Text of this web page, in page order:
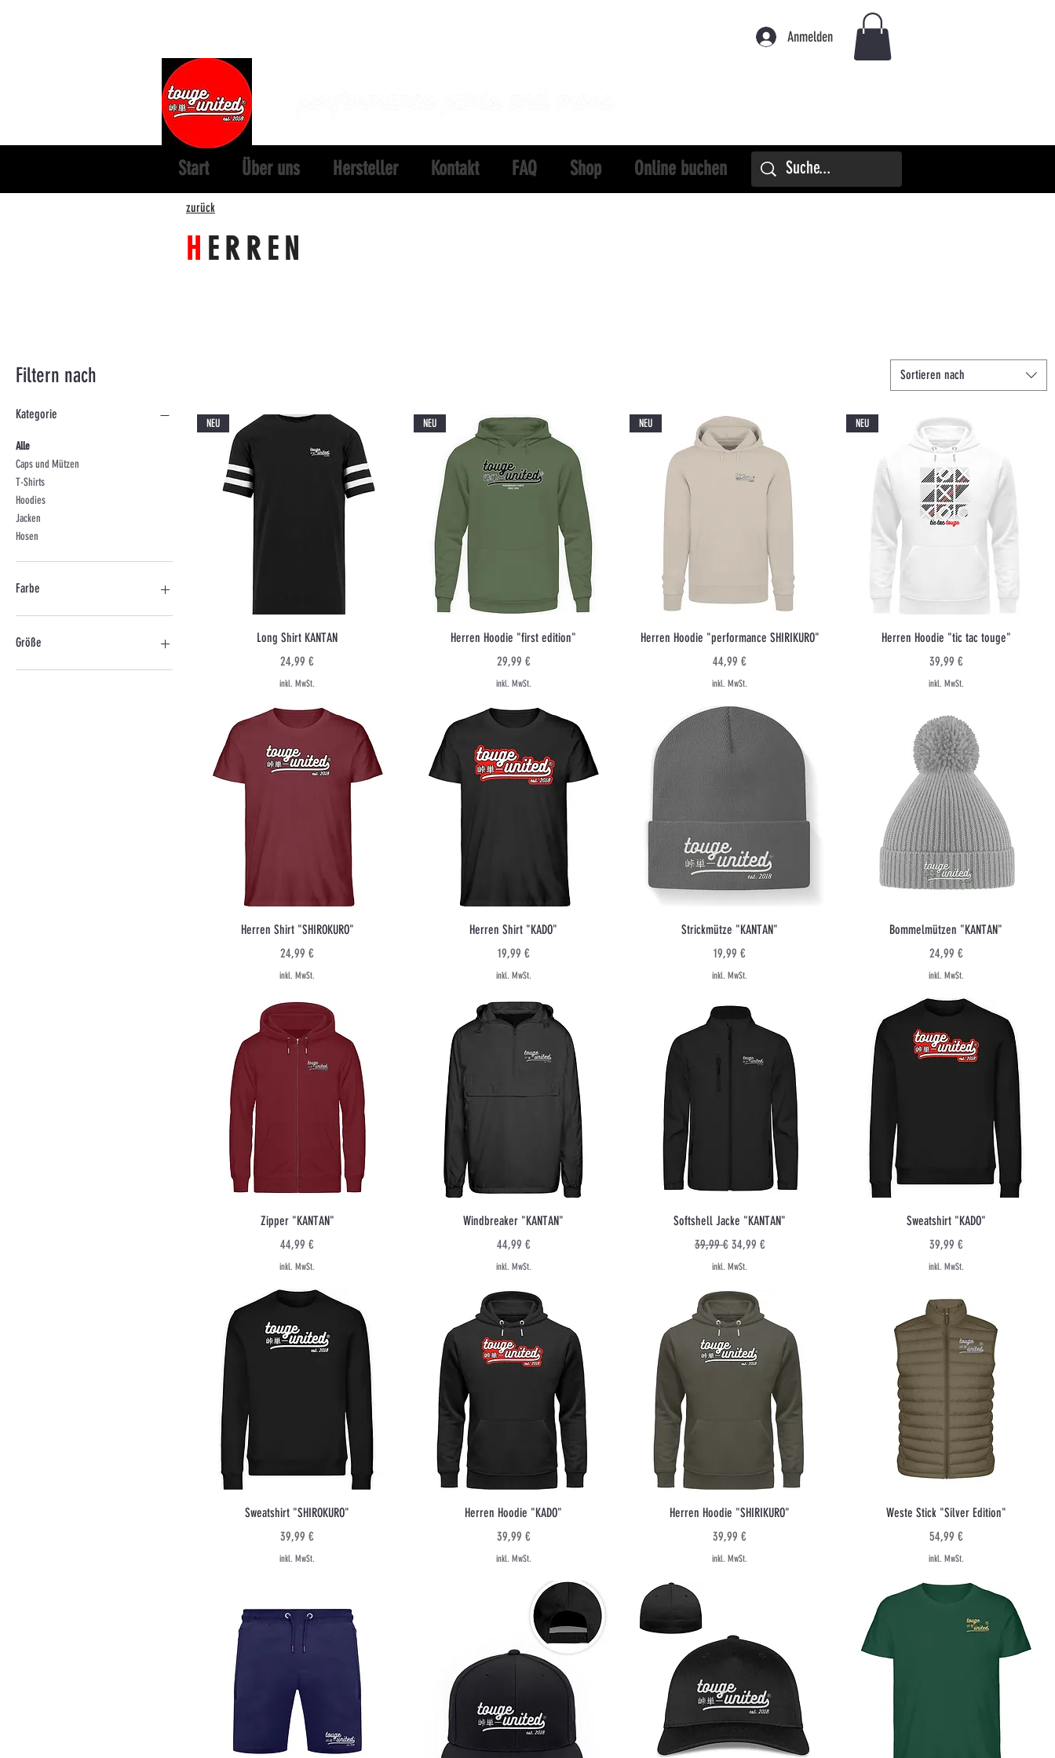
Start Über uns Hersteller Kontakt FAQ Shop Online buchen
Anmelden
H ERREN
zurück
Filtern nach
Kategorie
Alle
Caps und Mützen
T-Shirts
Hoodies
Jacken
Hosen
Farbe
Größe
3XL
Sortieren nach
Schnellansicht
NEU
Long Shirt KANTAN
Preis
24,99 €
inkl. MwSt.
Schnellansicht
NEU
Herren Hoodie "first edition"
Preis
29,99 €
inkl. MwSt.
Schnellansicht
NEU
Herren Hoodie "performance SHIRIKURO"
Preis
44,99 €
inkl. MwSt.
Schnellansicht
NEU
Herren Hoodie "tic tac touge"
Preis
39,99 €
inkl. MwSt.
Schnellansicht
Herren Shirt "SHIROKURO"
Preis
24,99 €
inkl. MwSt.
Schnellansicht
Herren Shirt "KADO"
Preis
19,99 €
inkl. MwSt.
Schnellansicht
Strickmütze "KANTAN"
Preis
19,99 €
inkl. MwSt.
Schnellansicht
Bommelmützen "KANTAN"
Preis
24,99 €
inkl. MwSt.
Schnellansicht
Zipper "KANTAN"
Preis
44,99 €
inkl. MwSt.
Schnellansicht
Windbreaker "KANTAN"
Preis
44,99 €
inkl. MwSt.
Schnellansicht
Softshell Jacke "KANTAN"
Standardpreis
39,99 € Sale-Preis
34,99 €
inkl. MwSt.
Schnellansicht
Sweatshirt "KADO"
Preis
39,99 €
inkl. MwSt.
Schnellansicht
Sweatshirt "SHIROKURO"
Preis
39,99 €
inkl. MwSt.
Schnellansicht
Herren Hoodie "KADO"
Preis
39,99 €
inkl. MwSt.
Schnellansicht
Herren Hoodie "SHIRIKURO"
Preis
39,99 €
inkl. MwSt.
Schnellansicht
Weste Stick "Silver Edition"
Preis
54,99 €
inkl. MwSt.